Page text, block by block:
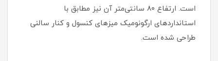
است. ارتفاع ۸۰ سانتی‌متر آن نیز مطابق با
استانداردهای ارگونومیک میزهای کنسول و کنار سالنی
طراحی شده است.